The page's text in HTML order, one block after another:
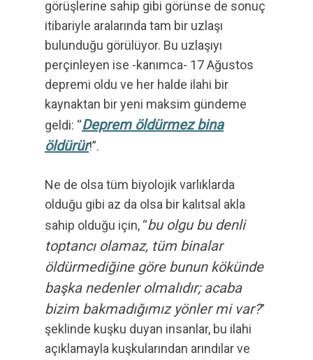
görüşlerine sahip gibi görünse de sonuç
itibariyle aralarında tam bir uzlaşı
bulunduğu görülüyor. Bu uzlaşıyı
perçinleyen ise -kanımca- 17 Ağustos
depremi oldu ve her halde ilahi bir
kaynaktan bir yeni maksim gündeme
geldi: “Deprem öldürmez bina
öldürür!”.
Ne de olsa tüm biyolojik varlıklarda
olduğu gibi az da olsa bir kalıtsal akla
sahip olduğu için, “bu olgu bu denli
toptancı olamaz, tüm binalar
öldürmediğine göre bunun kökünde
başka nedenler olmalıdır; acaba
bizim bakmadığımız yönler mi var?”
şeklinde kuşku duyan insanlar, bu ilahi
açıklamayla kuşkularından arındılar ve